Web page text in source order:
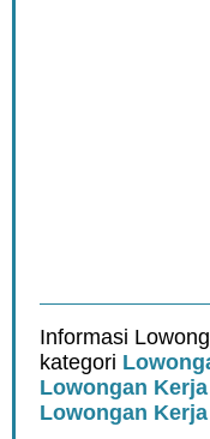
Informasi
kategori
Lowongan Kerja
Lowongan